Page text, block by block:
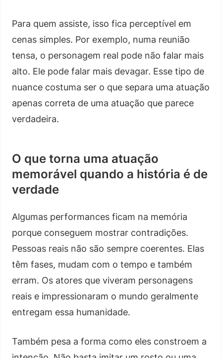
Para quem assiste, isso fica perceptível em
cenas simples. Por exemplo, numa reunião
tensa, o personagem real pode não falar mais
alto. Ele pode falar mais devagar. Esse tipo de
nuance costuma ser o que separa uma atuação
apenas correta de uma atuação que parece
verdadeira.
O que torna uma atuação
memorável quando a história é de
verdade
Algumas performances ficam na memória
porque conseguem mostrar contradições.
Pessoas reais não são sempre coerentes. Elas
têm fases, mudam com o tempo e também
erram. Os atores que viveram personagens
reais e impressionaram o mundo geralmente
entregam essa humanidade.
Também pesa a forma como eles constroem a